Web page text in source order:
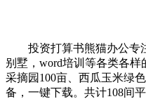
投资打算书熊猫办公专
别墅，word培训等各类各样
采摘园100亩、西瓜玉米绿
备，一键下载。共计108间平